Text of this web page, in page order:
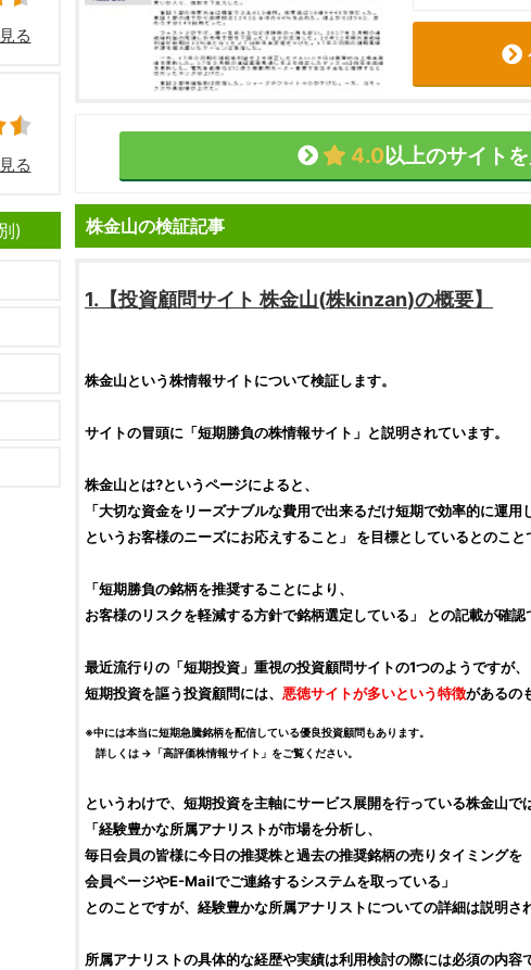
4.0以上のサイト
株金山の検証記事
1.【投資顧問サイト 株金山(株kinzan)の概要】
株金山という株情報サイトについて検証します。
サイトの冒頭に「短期勝負の株情報サイト 」と説明されています。
株金山とは?というページによると、
「大切な資金をリーズナブルな費用で出来るだけ短期で効率的に運用
というお客様のニーズにお応えすること」 を目標としているとのこと
「短期勝負の銘柄を推奨することにより、
お客様のリスクを軽減する方針で銘柄選定している」 との記載が確認
最近流行りの「短期投資 」重視の投資顧問サイトの1つのようですが、
短期投資を謳う投資顧問には、 悪徳サイトが多いという特徴があるの
※中には本当に短期急騰銘柄を配信している優良投資顧問もあります。
詳しくは →「高評価株情報サイト」をご覧ください。
というわけで、短期投資を主軸にサービス展開を行っている株金山で
「経験豊かな所属アナリストが市場を分析し、
毎日会員の皆様に今日の推奨株と過去の推奨銘柄の売りタイミングを
会員ページやE-Mailでご連絡するシステムを取っている」
とのことですが、経験豊かな所属アナリストについての詳細は説明さ
所属アナリストの具体的な経歴や実績は利用検討の際には必須の内容
る
る
)